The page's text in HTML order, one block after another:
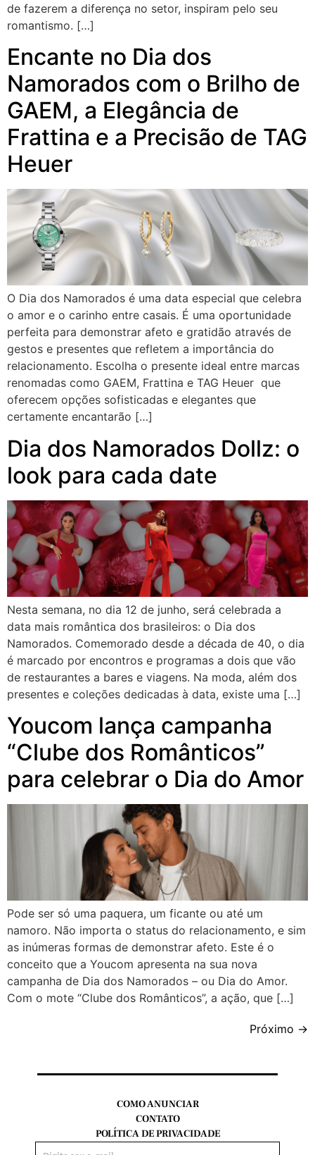
de fazerem a diferença no setor, inspiram pelo seu
romantismo. […]
Encante no Dia dos
Namorados com o Brilho de
GAEM, a Elegância de
Frattina e a Precisão de TAG
Heuer
O Dia dos Namorados é uma data especial que celebra
o amor e o carinho entre casais. É uma oportunidade
perfeita para demonstrar afeto e gratidão através de
gestos e presentes que refletem a importância do
relacionamento. Escolha o presente ideal entre marcas
renomadas como GAEM, Frattina e TAG Heuer que
oferecem opções sofisticadas e elegantes que
certamente encantarão […]
Dia dos Namorados Dollz: o
look para cada date
Nesta semana, no dia 12 de junho, será celebrada a
data mais romântica dos brasileiros: o Dia dos
Namorados. Comemorado desde a década de 40, o dia
é marcado por encontros e programas a dois que vão
de restaurantes a bares e viagens. Na moda, além dos
presentes e coleções dedicadas à data, existe uma […]
Youcom lança campanha
“Clube dos Românticos”
para celebrar o Dia do Amor
Pode ser só uma paquera, um ficante ou até um
namoro. Não importa o status do relacionamento, e sim
as inúmeras formas de demonstrar afeto. Este é o
conceito que a Youcom apresenta na sua nova
campanha de Dia dos Namorados – ou Dia do Amor.
Com o mote “Clube dos Românticos”, a ação, que […]
Próximo →
COMO ANUNCIAR
CONTATO
POLÍTICA DE PRIVACIDADE